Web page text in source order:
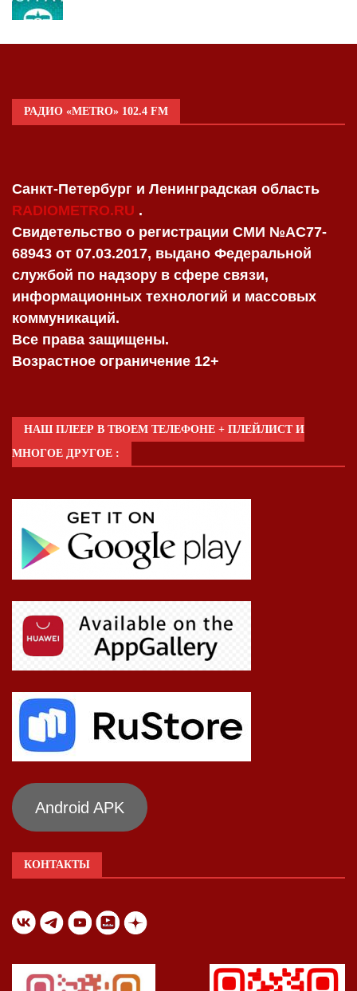
РАДИО «METRO» 102.4 FM
Санкт-Петербург и Ленинградская область
RADIOMETRO.RU .
Свидетельство о регистрации СМИ №AC77-
68943 от 07.03.2017, выдано Федеральной
службой по надзору в сфере связи,
информационных технологий и массовых
коммуникаций.
Все права защищены.
Возрастное ограничение 12+
НАШ ПЛЕЕР В ТВОЕМ ТЕЛЕФОНЕ + ПЛЕЙЛИСТ И
МНОГОЕ ДРУГОЕ :
Android APK
КОНТАКТЫ